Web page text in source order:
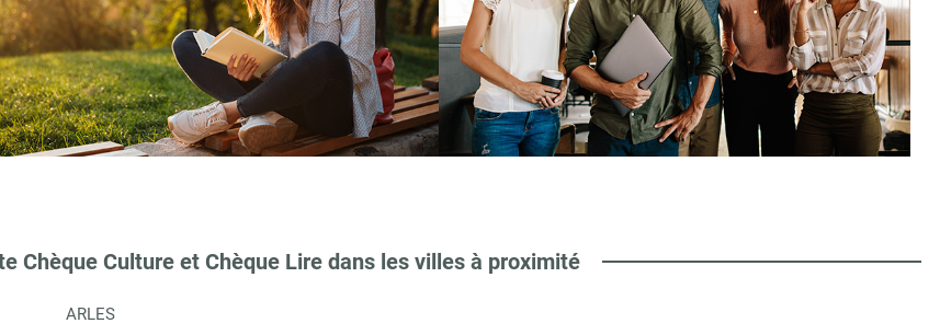
Chèque Culture et Chèque Lire dans les villes à proximité
ARLES